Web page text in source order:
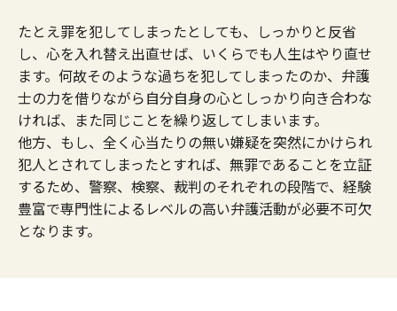
たとえ罪を犯してしまったとしても、しっかりと反省
し、心を入れ替え出直せば、いくらでも人生はやり直せ
ます。何故そのような過ちを犯してしまったのか、弁護
士の力を借りながら自分自身の心としっかり向き合わな
ければ、また同じことを繰り返してしまいます。
他方、もし、全く心当たりの無い嫌疑を突然にかけられ
犯人とされてしまったとすれば、無罪であることを立証
するため、警察、検察、裁判のそれぞれの段階で、経験
豊富で専門性によるレベルの高い弁護活動が必要不可欠
となります。